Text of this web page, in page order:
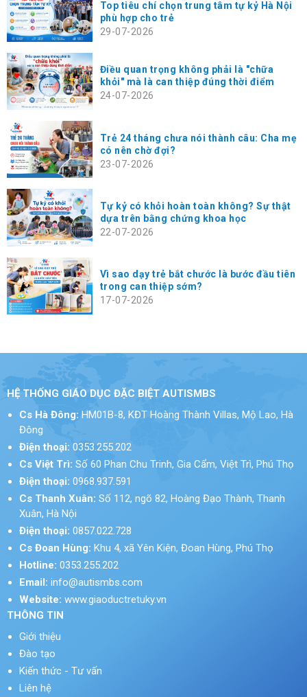
Top tiêu chí chọn trung tâm tự kỷ Hà Nội
phù hợp cho trẻ
29-07-2026
Điều quan trọng không phải là "chữa
khỏi" mà là can thiệp đúng thời điểm
24-07-2026
Trẻ 24 tháng chưa nói thành câu: Cha mẹ
có nên chờ đợi?
23-07-2026
Tự kỷ có khỏi hoàn toàn không? Sự thật
dựa trên bằng chứng khoa học
22-07-2026
Vì sao dạy trẻ bắt chước là bước đầu tiên
trong can thiệp sớm?
17-07-2026
HỆ THỐNG GIÁO DỤC ĐẶC BIỆT AUTISMBS
Cs Hà Đông: HM01B-8, KĐT Hoàng Thành Villas, Mộ Lao, Hà
Đông
Điện thoại: 0353.255.202
Cs Việt Trì: Số 60 Phan Chu Trinh, Gia Cẩm, Việt Trì, Phú Thọ
Điện thoại: 0968.937.591
Cs Thanh Xuân: Số 112, ngõ 82, Hoàng Đạo Thành, Thanh
Xuân, Hà Nội
Điện thoại: 0857.022.728
Cs Đoan Hùng: Khu 4, xã Yên Kiện, Đoan Hùng, Phú Thọ
Hotline: 0353.255.202
Email: info@autismbs.com
Website: www.giaoductretuky.vn
THÔNG TIN
Giới thiệu
Đào tạo
Kiến thức - Tư vấn
Liên hệ